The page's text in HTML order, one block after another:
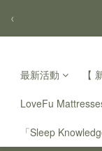
‹
最新活動 【
LoveFu
「Sleep